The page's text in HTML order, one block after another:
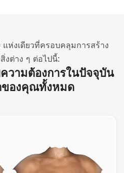
ห่งเดียวที่ครอบคลุมการสร้าง
งต่าง ๆ ต่อไปนี้:
วามต้องการในปัจจุบัน
ของคุณทั้งหมด